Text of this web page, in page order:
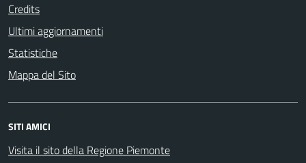
Credits
Ultimi aggiornamenti
Statistiche
Mappa del Sito
SITI AMICI
Visita il sito della Regione Piemonte